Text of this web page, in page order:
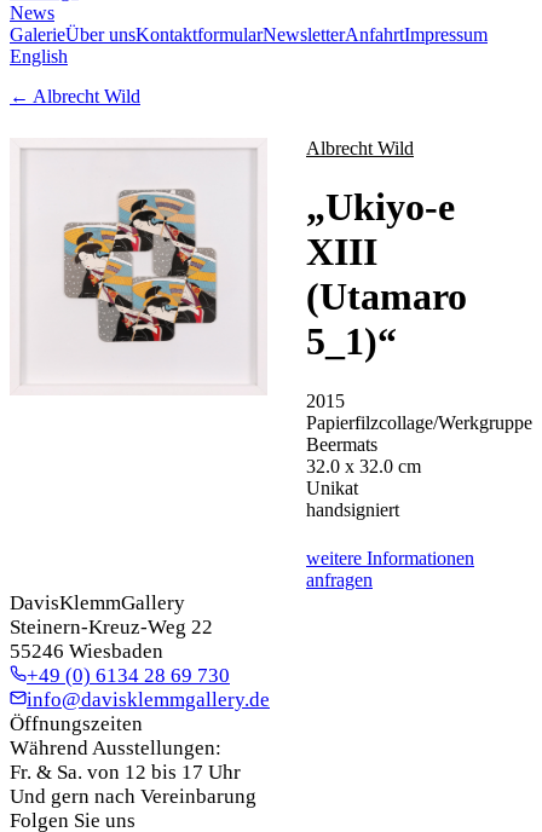
News
GalerieÜber unsKontaktformularNewsletterAnfahrtImpressum
English
← Albrecht Wild
Albrecht Wild
„Ukiyo-e
XIII
(Utamaro
5_1)“
2015
Papierfilzcollage/Werkgruppe
Beermats
32.0 x 32.0 cm
Unikat
handsigniert
weitere Informationen
anfragen
DavisKlemmGallery
Steinern-Kreuz-Weg 22
55246 Wiesbaden
+49 (0) 6134 28 69 730
info@davisklemmgallery.de
Öffnungszeiten
Während Ausstellungen:
Fr. & Sa. von 12 bis 17 Uhr
Und gern nach Vereinbarung
Folgen Sie uns